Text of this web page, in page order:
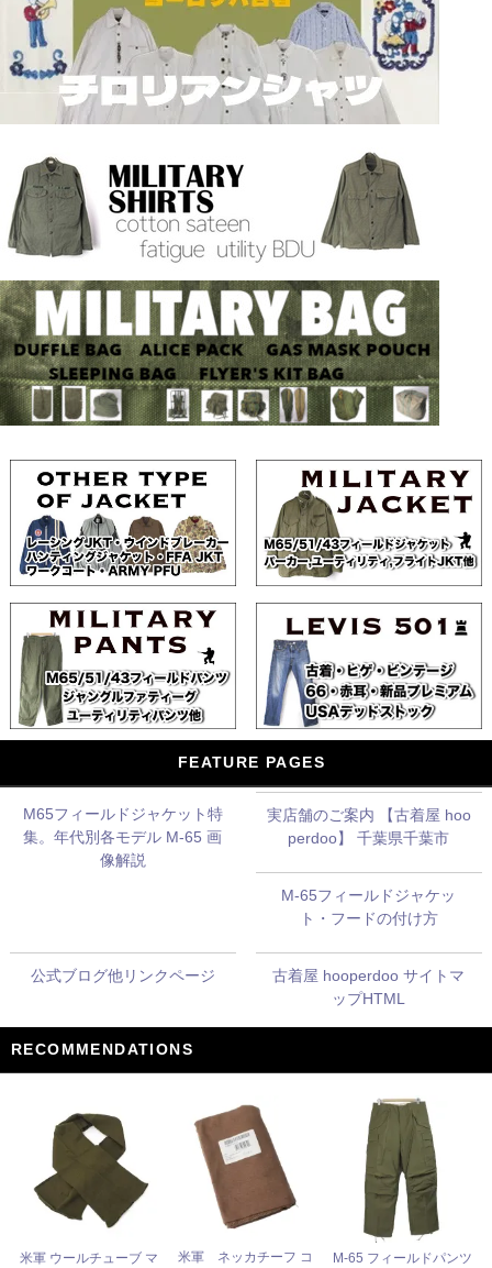
FEATURE PAGES
M65フィールドジャケット特
集。年代別各モデル M-65 画
像解説
実店舗のご案内 【古着屋 hoo
perdoo】 千葉県千葉市
M-65フィールドジャケッ
ト・フードの付け方
公式ブログ他リンクページ
古着屋 hooperdoo サイトマ
ップHTML
RECOMMENDATIONS
米軍 ウールチューブ マ
米軍 ネッカチーフ コ
M-65 フィールドパンツ